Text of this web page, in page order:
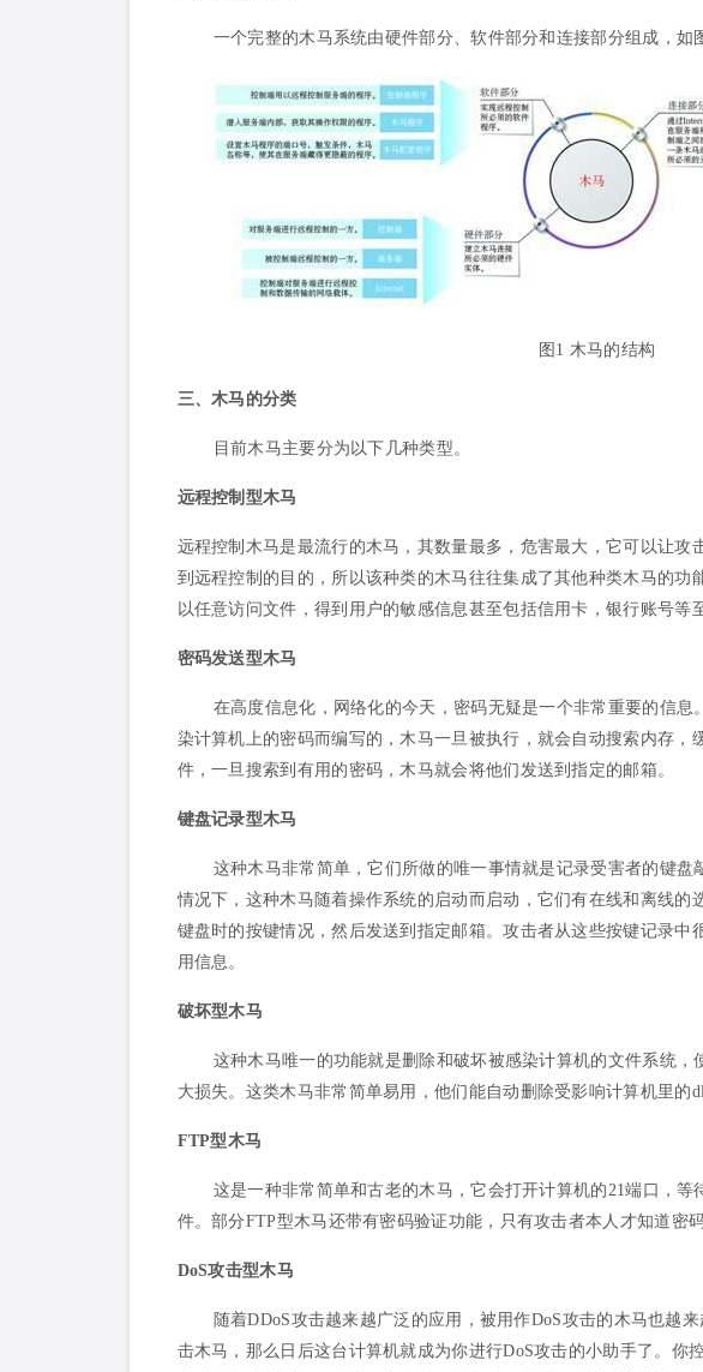
一个完整的木马系统由硬件部分、软件部分和连接部分组成，如
图1 木马的结构
三、木马的分类
目前木马主要分为以下几种类型。
远程控制型木马
远程控制木马是最流行的木马，其数量最多，危害最大，它可以让攻
到远程控制的目的，所以该种类的木马往往集成了其他种类木马的功
以任意访问文件，得到用户的敏感信息甚至包括信用卡，银行账号等
密码发送型木马
在高度信息化，网络化的今天，密码无疑是一个非常重要的信
染计算机上的密码而编写的，木马一旦被执行，就会自动搜索内存，
件，一旦搜索到有用的密码，木马就会将他们发送到指定的邮箱。
键盘记录型木马
这种木马非常简单，它们所做的唯一事情就是记录受害者的键
情况下，这种木马随着操作系统的启动而启动，它们有在线和离线的
键盘时的按键情况，然后发送到指定邮箱。攻击者从这些按键记录中
用信息。
破坏型木马
这种木马唯一的功能就是删除和破坏被感染计算机的文件系统，
大损失。这类木马非常简单易用，他们能自动删除受影响计算机里的
FTP型木马
这是一种非常简单和古老的木马，它会打开计算机的21端口，
件。部分FTP型木马还带有密码验证功能，只有攻击者本人才知道密
DoS攻击型木马
随着DDoS攻击越来越广泛的应用，被用作DoS攻击的木马也越
击木马，那么日后这台计算机就成为你进行DoS攻击的小助手了。你